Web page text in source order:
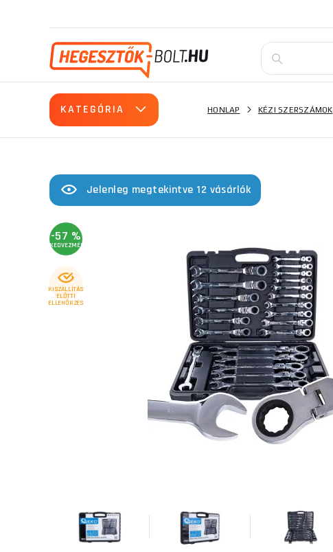
KATEGÓRIA HONLAP KÉZI SZERSZÁMOK
Jelenleg megtekintve 12 vásárlók
-57 %
KEDVEZMÉNY
KISZÁLLÍTÁS
ELŐTTI
ELLENŐRZÉS